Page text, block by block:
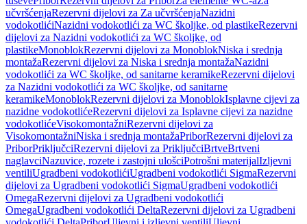
učvršćenjaRezervni dijelovi za Za učvršćenjaNazidni
vodokotlićiNazidni vodokotlići za WC školjke, od plastikeRezervni
dijelovi za Nazidni vodokotlići za WC školjke, od
plastikeMonoblokRezervni dijelovi za MonoblokNiska i srednja
montažaRezervni dijelovi za Niska i srednja montažaNazidni
vodokotlići za WC školjke, od sanitarne keramikeRezervni dijelovi
za Nazidni vodokotlići za WC školjke, od sanitarne
keramikeMonoblokRezervni dijelovi za MonoblokIsplavne cijevi za
nazidne vodokotlićeRezervni dijelovi za Isplavne cijevi za nazidne
vodokotlićeVisokomontažniRezervni dijelovi za
VisokomontažniNiska i srednja montažaPriborRezervni dijelovi za
PriborPriključciRezervni dijelovi za PriključciBrtveBrtveni
naglavciNazuvice, rozete i zastojni ulošciPotrošni materijalIzljevni
ventiliUgradbeni vodokotlićiUgradbeni vodokotlići SigmaRezervni
dijelovi za Ugradbeni vodokotlići SigmaUgradbeni vodokotlići
OmegaRezervni dijelovi za Ugradbeni vodokotlići
OmegaUgradbeni vodokotlići DeltaRezervni dijelovi za Ugradbeni